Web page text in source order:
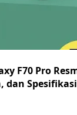
F70 Pro
dan